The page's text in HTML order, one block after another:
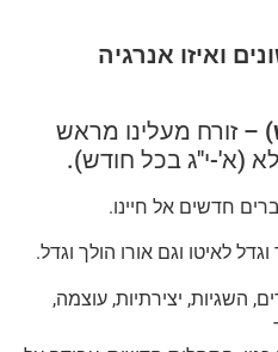
ואיזו אנרגיה
– זורח מעלינו מראש
(א'-י"ג בכל חודש).
חדשים אל חיינו.
לאיטו וגם אורו הולך וגדל.
השגיות, יצירתיות, עוצמה,